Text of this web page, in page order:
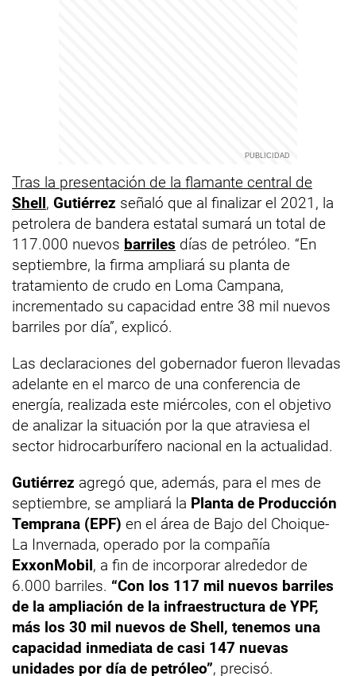
Tras la presentación de la flamante central de
Shell, Gutiérrez señaló que al finalizar el 2021, la
petrolera de bandera estatal sumará un total de
117.000 nuevos barriles días de petróleo. “En
septiembre, la firma ampliará su planta de
tratamiento de crudo en Loma Campana,
incrementado su capacidad entre 38 mil nuevos
barriles por día”, explicó.
Las declaraciones del gobernador fueron llevadas
adelante en el marco de una conferencia de
energía, realizada este miércoles, con el objetivo
de analizar la situación por la que atraviesa el
sector hidrocarburífero nacional en la actualidad.
Gutiérrez agregó que, además, para el mes de
septiembre, se ampliará la Planta de Producción
Temprana (EPF) en el área de Bajo del Choique-
La Invernada, operado por la compañía
ExxonMobil, a fin de incorporar alrededor de
6.000 barriles. “Con los 117 mil nuevos barriles
de la ampliación de la infraestructura de YPF,
más los 30 mil nuevos de Shell, tenemos una
capacidad inmediata de casi 147 nuevas
unidades por día de petróleo”, precisó.